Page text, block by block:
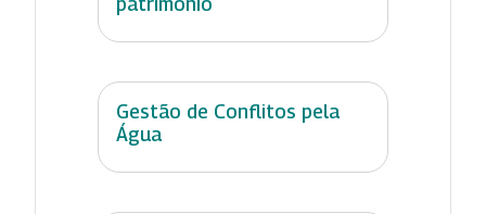
Gestão de Conflitos pela
Água